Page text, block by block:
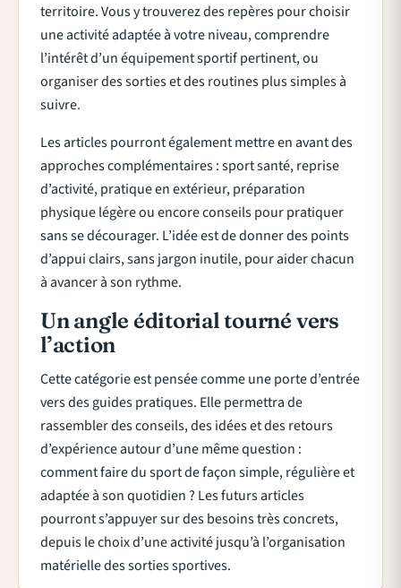
territoire. Vous y trouverez des repères pour choisir
une activité adaptée à votre niveau, comprendre
l’intérêt d’un équipement sportif pertinent, ou
organiser des sorties et des routines plus simples à
suivre.
Les articles pourront également mettre en avant des
approches complémentaires : sport santé, reprise
d’activité, pratique en extérieur, préparation
physique légère ou encore conseils pour pratiquer
sans se décourager. L’idée est de donner des points
d’appui clairs, sans jargon inutile, pour aider chacun
à avancer à son rythme.
Un angle éditorial tourné vers
l’action
Cette catégorie est pensée comme une porte d’entrée
vers des guides pratiques. Elle permettra de
rassembler des conseils, des idées et des retours
d’expérience autour d’une même question :
comment faire du sport de façon simple, régulière et
adaptée à son quotidien ? Les futurs articles
pourront s’appuyer sur des besoins très concrets,
depuis le choix d’une activité jusqu’à l’organisation
matérielle des sorties sportives.